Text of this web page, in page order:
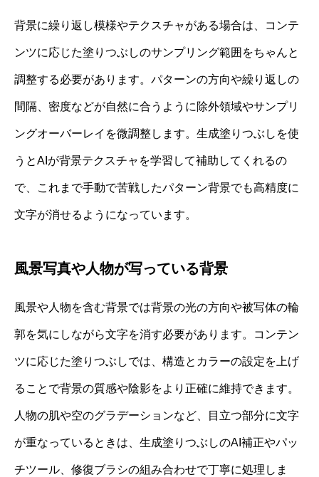
背景に繰り返し模様やテクスチャがある場合は、コンテ
ンツに応じた塗りつぶしのサンプリング範囲をちゃんと
調整する必要があります。パターンの方向や繰り返しの
間隔、密度などが自然に合うように除外領域やサンプリ
ングオーバーレイを微調整します。生成塗りつぶしを使
うとAIが背景テクスチャを学習して補助してくれるの
で、これまで手動で苦戦したパターン背景でも高精度に
文字が消せるようになっています。
風景写真や人物が写っている背景
風景や人物を含む背景では背景の光の方向や被写体の輪
郭を気にしながら文字を消す必要があります。コンテン
ツに応じた塗りつぶしでは、構造とカラーの設定を上げ
ることで背景の質感や陰影をより正確に維持できます。
人物の肌や空のグラデーションなど、目立つ部分に文字
が重なっているときは、生成塗りつぶしのAI補正やパッ
チツール、修復ブラシの組み合わせで丁寧に処理しま